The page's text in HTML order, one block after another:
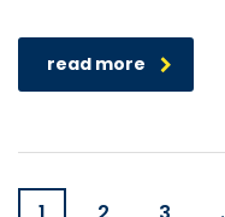
read more